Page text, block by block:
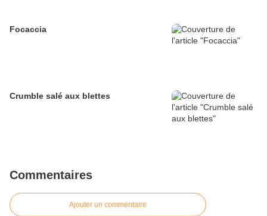
Focaccia
Crumble salé aux blettes
Commentaires
Ajouter un commentaire